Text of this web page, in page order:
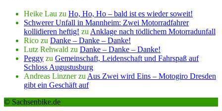
Heike Lau zu Ho, Ho, Ho – bald ist es wieder soweit!
Schwerer Unfall in Mannheim: Zwei Motorradfahrer
kollidieren heftig! zu Anklage nach tödlichem Motorradunfall
Rico zu Danke – Danke – Danke!
Lutz Rehwald zu Danke – Danke – Danke!
Peggy zu Gemeinschaft, Leidenschaft und Fahrspaß auf
Schloss Augustusburg
Andreas Linznerzu Aus Zwei wird Eins – Motogiro Dresden
gibt ein Geschäft auf
© Sachsenbike.de